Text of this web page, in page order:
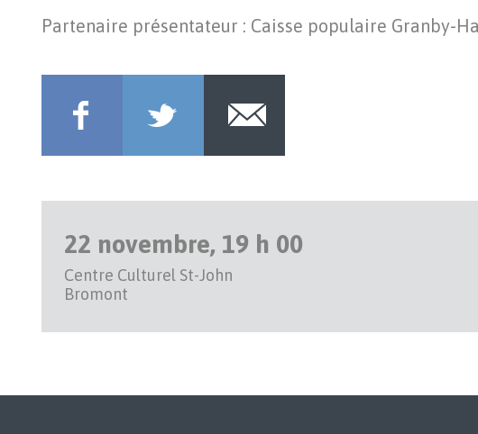
Partenaire présentateur : Caisse populaire Granby-
22 novembre, 19 h 00
Centre Culturel St-John
Bromont